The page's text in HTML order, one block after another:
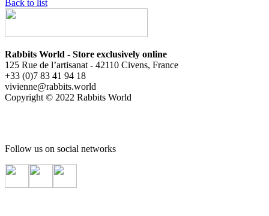
Back to list
Rabbits World - Store exclusively online
125 Rue de l’artisanat - 42110 Civens, France
+33 (0)7 83 41 94 18
vivienne@rabbits.world
Copyright © 2022 Rabbits World
Follow us on social networks